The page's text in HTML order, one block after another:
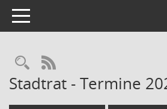
Toggle navigation
Rechercheauswahl
RSS-Feed
Stadtrat - Termine